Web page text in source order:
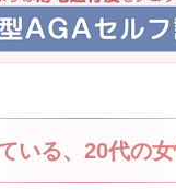
いる、20代の